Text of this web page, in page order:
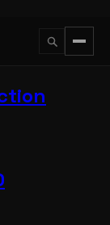
ESC